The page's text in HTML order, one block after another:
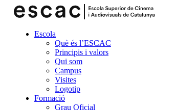
Escola
Què és l’ESCAC
Principis i valors
Qui som
Campus
Visites
Logotip
Formació
Grau Oficial